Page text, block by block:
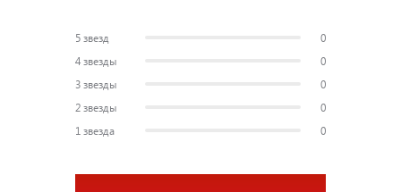
5 звезд
0
4 звезды
0
3 звезды
0
2 звезды
0
1 звезда
0